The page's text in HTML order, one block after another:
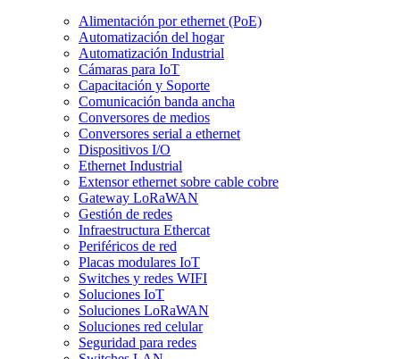
Alimentación por ethernet (PoE)
Automatización del hogar
Automatización Industrial
Cámaras para IoT
Capacitación y Soporte
Comunicación banda ancha
Conversores de medios
Conversores serial a ethernet
Dispositivos I/O
Ethernet Industrial
Extensor ethernet sobre cable cobre
Gateway LoRaWAN
Gestión de redes
Infraestructura Ethercat
Periféricos de red
Placas modulares IoT
Switches y redes WIFI
Soluciones IoT
Soluciones LoRaWAN
Soluciones red celular
Seguridad para redes